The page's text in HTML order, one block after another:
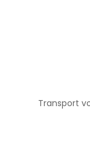
Transport